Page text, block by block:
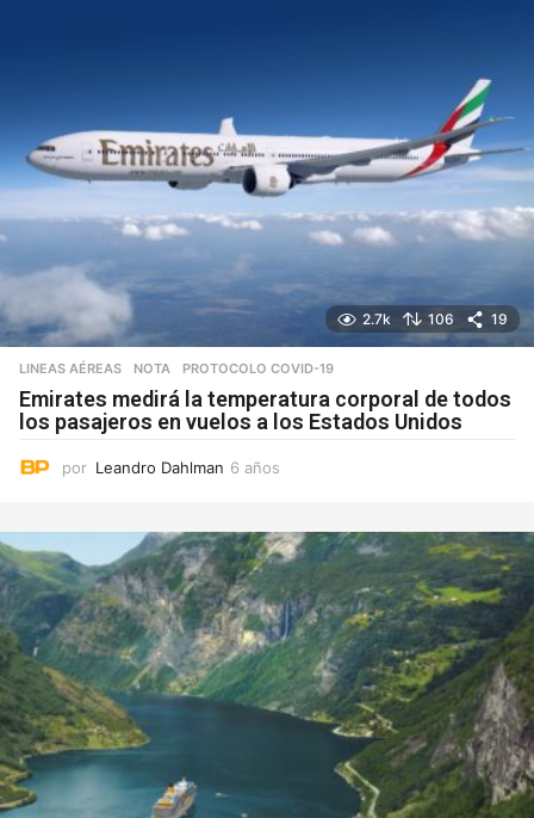
2.7k 106 19
LINEAS AÉREAS NOTA ,PROTOCOLO COVID-19
Emirates medirá la temperatura corporal de todos
los pasajeros en vuelos a los Estados Unidos
por Leandro Dahlman 6 años
o
s